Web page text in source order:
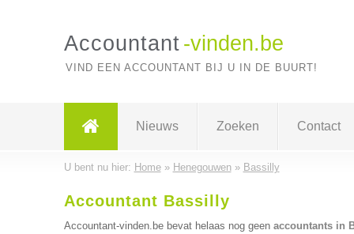
Accountant -vinden.be
VIND EEN ACCOUNTANT BIJ U IN DE BUURT!
Nieuws Zoeken Contact
U bent nu hier: Home» Henegouwen» Bassilly
Accountant Bassilly
Accountant-vinden.be bevat helaas nog geen accountants in